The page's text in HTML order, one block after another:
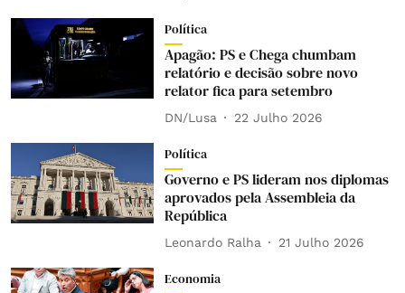
Política
Apagão: PS e Chega chumbam
relatório e decisão sobre novo
relator fica para setembro
DN/Lusa 22 Julho 2026
Política
Governo e PS lideram nos diplomas
aprovados pela Assembleia da
República
Leonardo Ralha 21 Julho 2026
Economia